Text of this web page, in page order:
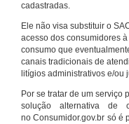
cadastradas.
Ele não visa substituir o
acesso dos consumidores
consumo que
canais tradicionais de
litígios administrativos e/ou
Por se tratar de um serviço
solução alternativa de
no Consumidor.gov.br só é